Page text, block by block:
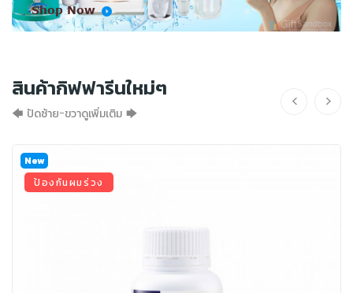
Shop Now
สินค้ากิฟฟารีนใหม่ๆ
🡄 ปัดซ้าย-ขวาดูเพิ่มเติม 🡆
New
ป้องกันผมร่วง